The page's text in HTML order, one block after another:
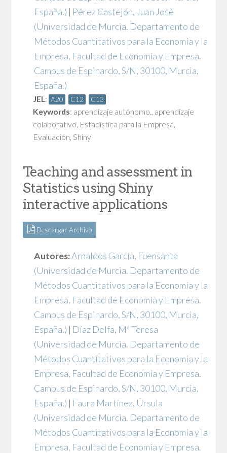
España.) | Pérez Castejón, Juan José
(Universidad de Murcia. Departamento de
Métodos Cuantitativos para la Economía y la
Empresa, Facultad de Economía y Empresa.
Campus de Espinardo, S/N, 30100, Murcia,
España.)
JEL: A20 C12 C13
Keywords: aprendizaje autónomo., aprendizaje
colaborativo, Estadística para la Empresa,
Evaluación, Shiny
Teaching and assessment in
Statistics using Shiny
interactive applications
Descargar Archivo
Autores:Arnaldos García, Fuensanta
(Universidad de Murcia. Departamento de
Métodos Cuantitativos para la Economía y la
Empresa, Facultad de Economía y Empresa.
Campus de Espinardo, S/N, 30100, Murcia,
España.) | Díaz Delfa, Mª Teresa
(Universidad de Murcia. Departamento de
Métodos Cuantitativos para la Economía y la
Empresa, Facultad de Economía y Empresa.
Campus de Espinardo, S/N, 30100, Murcia,
España.) | Faura Martínez, Úrsula
(Universidad de Murcia. Departamento de
Métodos Cuantitativos para la Economía y la
Empresa, Facultad de Economía y Empresa.